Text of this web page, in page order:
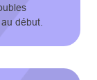
début.